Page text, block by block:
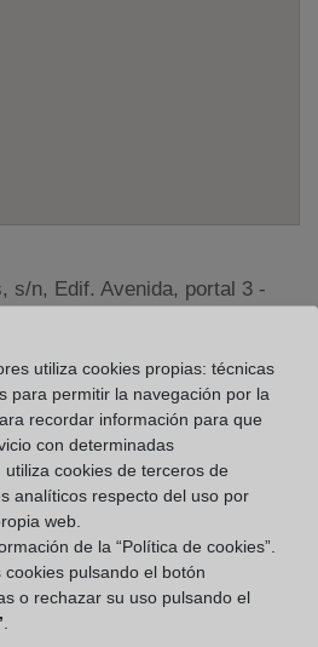
s/n, Edif. Avenida, portal 3 -
09:00 a 17:00 horas
de 09:00 a 14:00 horas
de 09:00 a 14:00
utiliza cookies propias: técnicas
para permitir la navegación por la
recordar información para que
con determinadas
cookies de terceros de
analíticos respecto del uso por
web.
de la “Política de cookies”.
pulsando el botón
o rechazar su uso pulsando el